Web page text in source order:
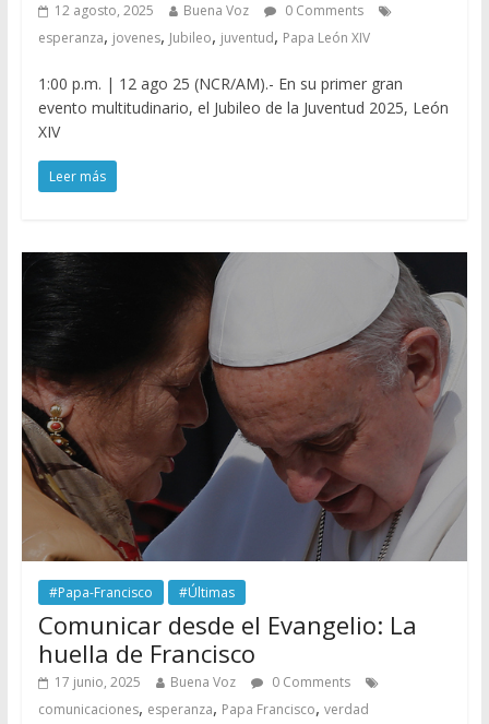
12 agosto, 2025 Buena Voz
0 Comments
esperanza, jovenes, Jubileo, juventud, Papa León XIV
1:00 p.m. | 12 ago 25 (NCR/AM).- En su primer gran
evento multitudinario, el Jubileo de la Juventud 2025, León
XIV
Leer más
#Papa-Francisco #Últimas
Comunicar desde el Evangelio: La
huella de Francisco
17 junio, 2025 Buena Voz
0 Comments
comunicaciones, esperanza, Papa Francisco, verdad